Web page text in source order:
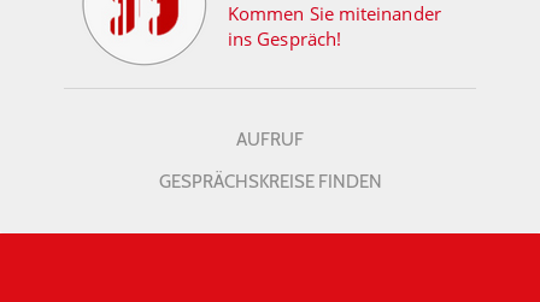
Kommen Sie miteinander
ins Gespräch!
AUFRUF
GESPRÄCHSKREISE FINDEN